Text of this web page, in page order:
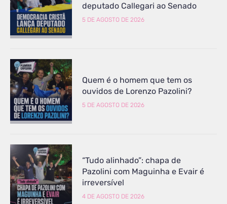
deputado Callegari ao Senado
5 DE AGOSTO DE 2026
Quem é o homem que tem os
ouvidos de Lorenzo Pazolini?
5 DE AGOSTO DE 2026
“Tudo alinhado”: chapa de
Pazolini com Maguinha e Evair é
irreversível
4 DE AGOSTO DE 2026